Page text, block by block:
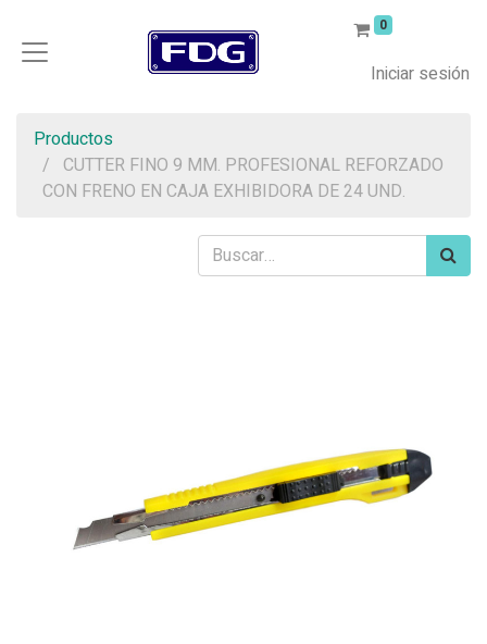
0
Iniciar sesión
Productos
CUTTER FINO 9 MM. PROFESIONAL REFORZADO
CON FRENO EN CAJA EXHIBIDORA DE 24 UND.